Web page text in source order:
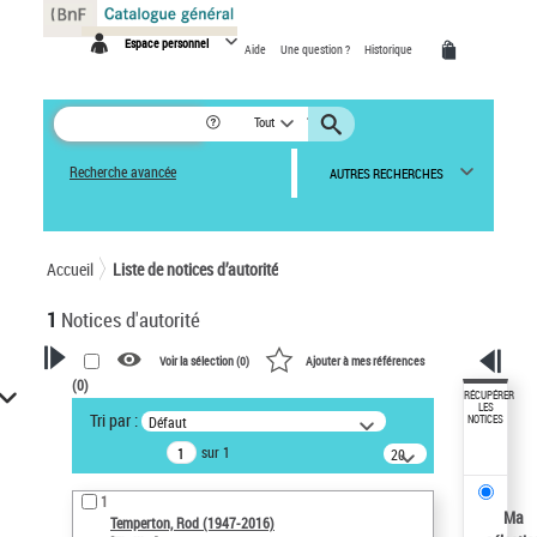
Espace personnel Aide Une question ? Historique
Tout
Recherche avancée AUTRES RECHERCHES
Accueil Liste de notices d’autorité
1 Notices d'autorité
VOTRE RECHERCHE
Recherche avancée dans les
notices d’autorité
Œuvres liées à l'auteur :
Temperton, Rod (1947-2016)
Voir la sélection (0) Ajouter à mes références
(0)
Tri par : Défaut
sur 1
20
résultats/page
1
Temperton, Rod (1947-2016)
RÉCUPÉRER
LES
NOTICES
Ma
Panneau de gestion des cookies